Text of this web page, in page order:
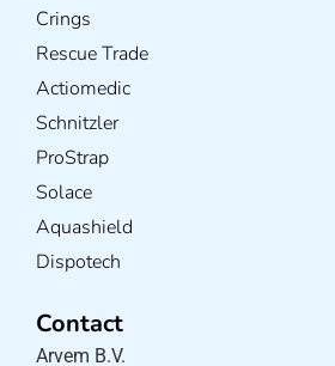
Crings
Rescue Trade
Actiomedic
Schnitzler
ProStrap
Solace
Aquashield
Dispotech
Contact
Arvem B.V.